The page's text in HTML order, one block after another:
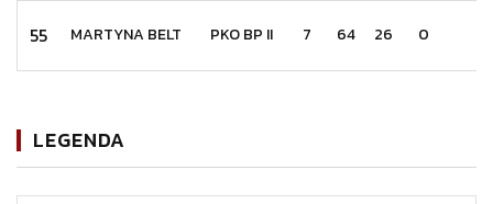
55 MARTYNA BELT PKO BP II 7 64 26 0
LEGENDA